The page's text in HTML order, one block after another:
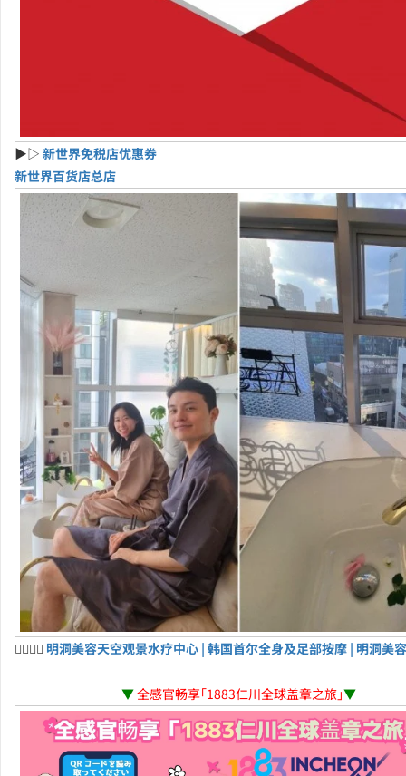
▶▷ 新世界免税店优惠券
新世界百货店总店
💆‍♀️💆‍♂️ 明洞美容天空观景水疗中心 | 韩国首尔全身及足部按摩 | 明洞美
▼全感官畅享「1883仁川全球盖章之旅」▼